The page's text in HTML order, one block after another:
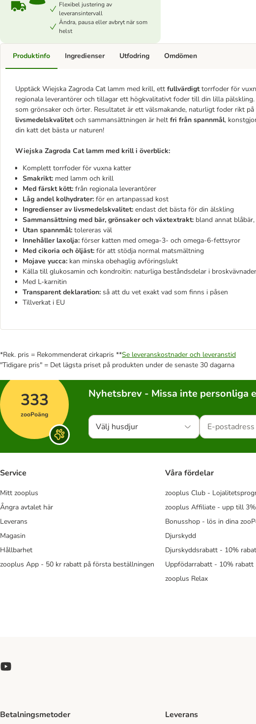
Flexibel justering av
leveransintervall
Ändra, pausa eller avbryt när som
helst
Produktinfo
Upptäck Wiejska Zagroda Cat lamm med krill, ett fullvärdigttorrfoder för
regionala leverantörer och tillagar ett högkvalitativt foder till din lilla
som grönsaker och örter. Resultatet är ett välsmakande, naturligt foder rikt
livsmedelskvalitetoch sammansättningen är helt fri från spannmål,
din katt det bästa ur naturen!
Wiejska Zagroda Cat lamm med krill i överblick:
Komplett torrfoder för vuxna katter
Smakrikt: med lamm och krill
Med färskt kött: från regionala leverantörer
Låg andel kolhydrater: för en artanpassad kost
Ingredienser av livsmedelskvalitet: endast det bästa för din älskling
Sammansättning med bär, grönsaker och växtextrakt: bland annat
Utan spannmål: tolereras väl
Innehåller laxolja: förser katten med omega-3- och omega-6-fettsyror
Med cikoria och öljäst: för att stödja normal matsmältning
Mojave yucca: kan minska obehaglig avföringslukt
Källa till glukosamin och kondroitin: naturliga beståndsdelar i
Med L-karnitin
Transparent deklaration: så att du vet exakt vad som finns i påsen
Tillverkat i EU
Ingredienser Utfodring Omdömen
*Rek. pris = Rekommenderat cirkapris **Se leveranskostnader och leveranstid
"Tidigare pris" = Det lägsta priset på produkten under de senaste 30 dagarna
333
zooPoäng
Nyhetsbrev - Missa inte personliga
Välj husdjur
Service
Mitt zooplus
Ångra avtalet här
Leverans
Magasin
Hållbarhet
zooplus App - 50 kr rabatt på första beställningen
Våra fördelar
zooplus Club -
zooplus Affiliate - upp till
Bonusshop - lös in dina
Djurskydd
Djurskyddsrabatt - 10%
Uppfödarrabatt - 10% rabatt
zooplus Relax
Betalningsmetoder Leverans